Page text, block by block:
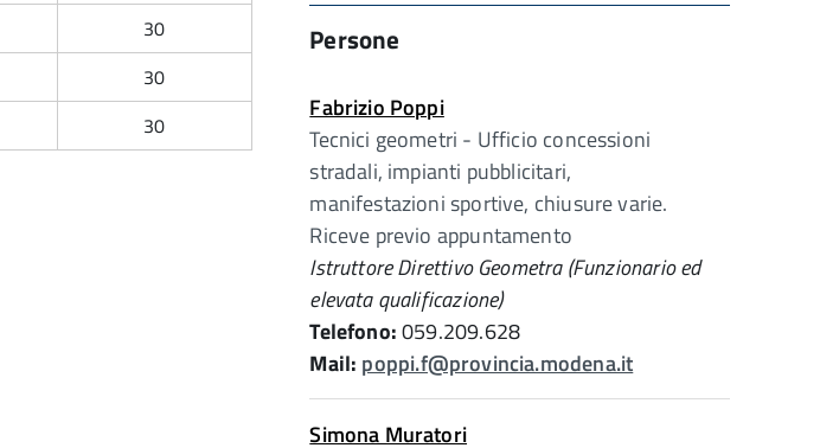
30
30
30
Persone
Fabrizio Poppi
Tecnici geometri - Ufficio concessioni
stradali, impianti pubblicitari,
manifestazioni sportive, chiusure varie.
Riceve previo appuntamento
Istruttore Direttivo Geometra (Funzionario ed
elevata qualificazione)
Telefono:059.209.628
Mail: poppi.f@provincia.modena.it
Simona Muratori